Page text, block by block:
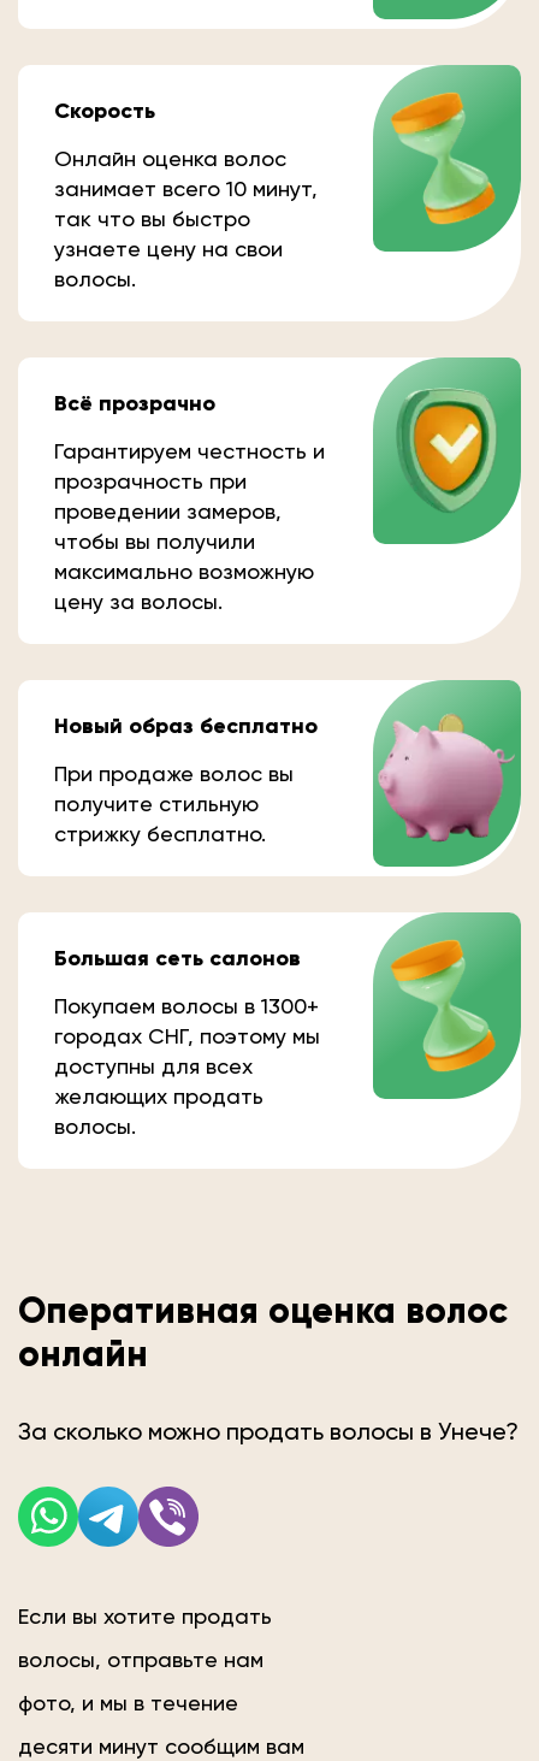
Скорость
Онлайн оценка волос
занимает всего 10 минут,
так что вы быстро
узнаете цену на свои
волосы.
Всё прозрачно
Гарантируем честность и
прозрачность при
проведении замеров,
чтобы вы получили
максимально возможную
цену за волосы.
Новый образ бесплатно
При продаже волос вы
получите стильную
стрижку бесплатно.
Большая сеть салонов
Покупаем волосы в 1300+
городах СНГ, поэтому мы
доступны для всех
желающих продать
волосы.
Оперативная оценка волос
онлайн
За сколько можно продать волосы в Унече?
Если вы хотите продать
волосы, отправьте нам
фото, и мы в течение
десяти минут сообщим вам